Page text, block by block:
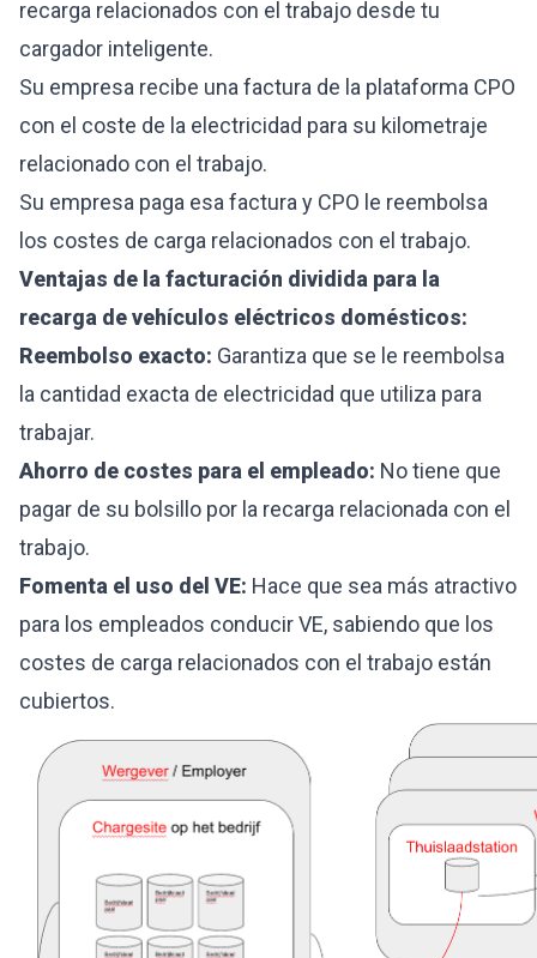
recarga relacionados con el trabajo desde tu
cargador inteligente.
Su empresa recibe una factura de la plataforma CPO
con el coste de la electricidad para su kilometraje
relacionado con el trabajo.
Su empresa paga esa factura y CPO le reembolsa
los costes de carga relacionados con el trabajo.
Ventajas de la facturación dividida para la
recarga de vehículos eléctricos domésticos:
Reembolso exacto: Garantiza que se le reembolsa
la cantidad exacta de electricidad que utiliza para
trabajar.
Ahorro de costes para el empleado: No tiene que
pagar de su bolsillo por la recarga relacionada con el
trabajo.
Fomenta el uso del VE: Hace que sea más atractivo
para los empleados conducir VE, sabiendo que los
costes de carga relacionados con el trabajo están
cubiertos.